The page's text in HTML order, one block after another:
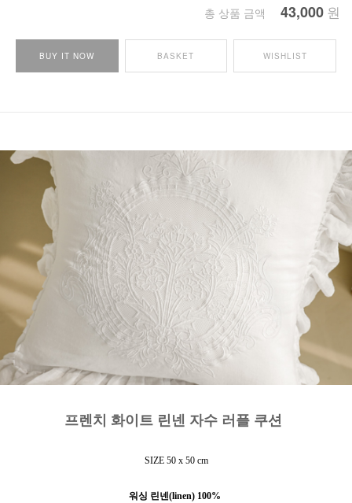
총 상품 금액 43,000 원
BUY IT NOW BASKET WISHLIST
프렌치 화이트 린넨 자수 러플 쿠션
SIZE 50 x 50 cm
워싱 린넨(linen) 100%